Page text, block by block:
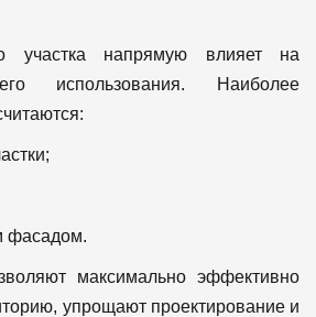
участка напрямую влияет на
использования.
Наиболее
фасадом.
максимально эффективно
упрощают проектирование и